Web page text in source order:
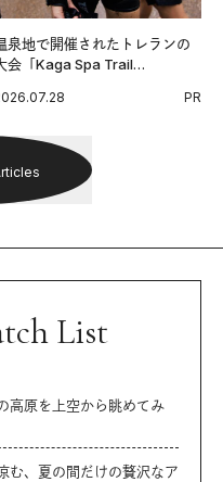
泉地で開催されたトレランの
会「Kaga Spa Trail
を夢見るランナーたちの奮闘PR
List
高原を上空から眺めてみ
む、夏の間だけの贅沢なア